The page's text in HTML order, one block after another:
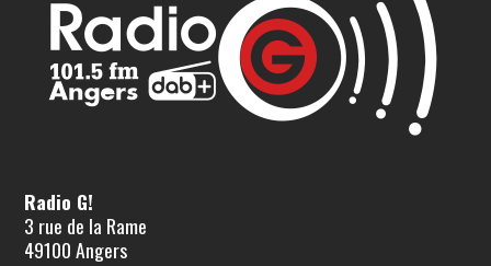
Radio G!
3 rue de la Rame
49100 Angers